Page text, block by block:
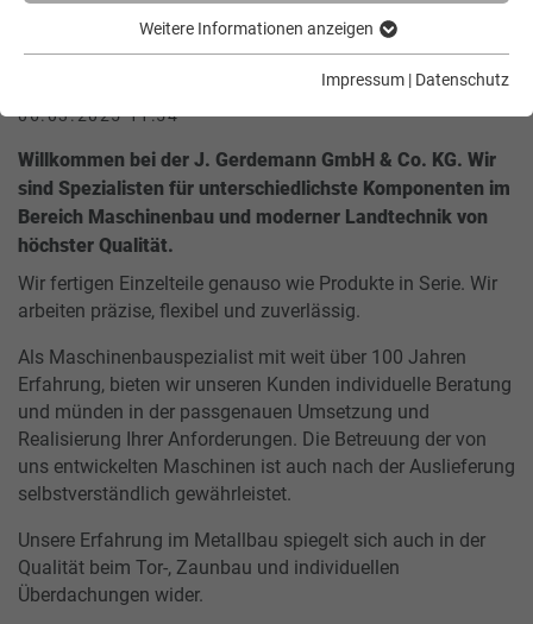
Weitere Informationen anzeigen
Impressum | Datenschutz
Metallbauer (m/w/d) | Gerdemann J.
06.03.2025 11:54
Willkommen bei der J. Gerdemann GmbH & Co. KG. Wir
sind Spezialisten für unterschiedlichste Komponenten im
Bereich Maschinenbau und moderner Landtechnik von
höchster Qualität.
Wir fertigen Einzelteile genauso wie Produkte in Serie. Wir
arbeiten präzise, flexibel und zuverlässig.
Als Maschinenbauspezialist mit weit über 100 Jahren
Erfahrung, bieten wir unseren Kunden individuelle Beratung
und münden in der passgenauen Umsetzung und
Realisierung Ihrer Anforderungen. Die Betreuung der von
uns entwickelten Maschinen ist auch nach der Auslieferung
selbstverständlich gewährleistet.
Unsere Erfahrung im Metallbau spiegelt sich auch in der
Qualität beim Tor-, Zaunbau und individuellen
Überdachungen wider.